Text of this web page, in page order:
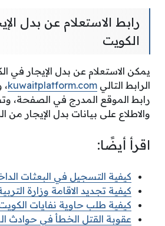
رابط الاستعلام عن بدل
الكويت
يمكن الاستعلام عن بدل الإيجار في
الرابط التالي kuwaitplatform.com
رابط الموقع المدرج في الصفحة،
والاطلاع على بيانات بدل الإيجار من
اقرأ أيضًا:
كيفية التسجيل في البعثات
كيفية تجديد الاقامة وزارة التربية
كيفية طلب حاوية نفايات الكويت
عقوبة القتل الخطأ في حوادث